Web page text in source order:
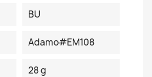
BU
Adamo#EM108
28 g